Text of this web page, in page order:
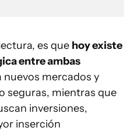
es que hoy existe
entre ambas
nuevos mercados y
seguras, mientras que
inversiones,
inserción